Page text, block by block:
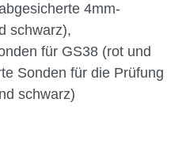
4mm-
schwarz),
für GS38 (rot und
Sonden für die Prüfung
schwarz)